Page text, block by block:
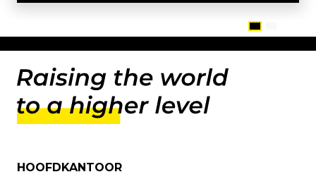
HOOFDKANTOOR